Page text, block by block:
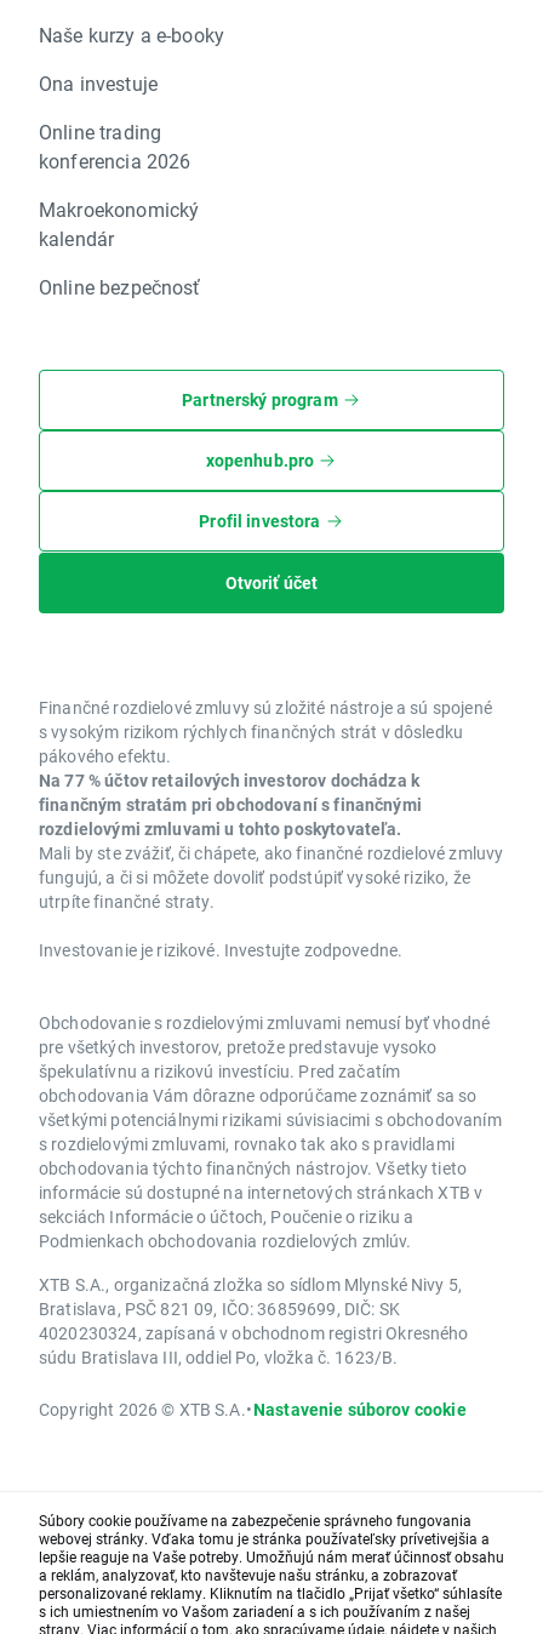
Naše kurzy a e-booky
Ona investuje
Online trading
konferencia 2026
Makroekonomický
kalendár
Online bezpečnosť
Partnerský program
xopenhub.pro
Profil investora
Otvoriť účet
Finančné rozdielové zmluvy sú zložité nástroje a sú spojené
s vysokým rizikom rýchlych finančných strát v dôsledku
pákového efektu.
Na 77 % účtov retailových investorov dochádza k
finančným stratám pri obchodovaní s finančnými
rozdielovými zmluvami u tohto poskytovateľa.
Mali by ste zvážiť, či chápete, ako finančné rozdielové zmluvy
fungujú, a či si môžete dovoliť podstúpiť vysoké riziko, že
utrpíte finančné straty.
Investovanie je rizikové. Investujte zodpovedne.
Obchodovanie s rozdielovými zmluvami nemusí byť vhodné
pre všetkých investorov, pretože predstavuje vysoko
špekulatívnu a rizikovú investíciu. Pred začatím
obchodovania Vám dôrazne odporúčame zoznámiť sa so
všetkými potenciálnymi rizikami súvisiacimi s obchodovaním
s rozdielovými zmluvami, rovnako tak ako s pravidlami
obchodovania týchto finančných nástrojov. Všetky tieto
informácie sú dostupné na internetových stránkach XTB v
sekciách Informácie o účtoch, Poučenie o riziku a
Podmienkach obchodovania rozdielových zmlúv.
XTB S.A., organizačná zložka so sídlom Mlynské Nivy 5,
Bratislava, PSČ 821 09, IČO: 36859699, DIČ: SK
4020230324, zapísaná v obchodnom registri Okresného
súdu Bratislava III, oddiel Po, vložka č. 1623/B.
Copyright 2026 © XTB S.A.•Nastavenie súborov cookie
Súbory cookie používame na zabezpečenie správneho fungovania
webovej stránky. Vďaka tomu je stránka používateľsky prívetivejšia a
lepšie reaguje na Vaše potreby. Umožňujú nám merať účinnosť obsahu
a reklám, analyzovať, kto navštevuje našu stránku, a zobrazovať
personalizované reklamy. Kliknutím na tlačidlo „Prijať všetko“ súhlasíte
s ich umiestnením vo Vašom zariadení a s ich používaním z našej
strany. Viac informácií o tom, ako spracúvame údaje, nájdete v našich